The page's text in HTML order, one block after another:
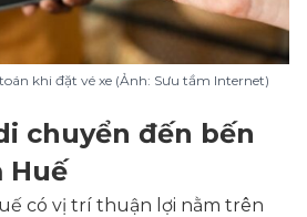
khi đặt vé xe (Ảnh: Sưu tầm Internet)
chuyển đến bến
Huế
có vị trí thuận lợi nằm trên